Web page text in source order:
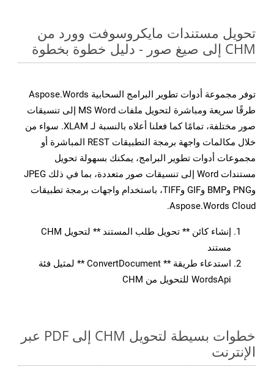
تحويل مستندات مايكروسوفت وورد من
CHM إلى صيغ صور - دليل خطوة بخطوة
توفر مجموعة أدوات تطوير البرامج السحابية Aspose.Words
طرقًا سريعة ومباشرة لتحويل ملفات MS Word إلى تنسيقات
صور مختلفة، تمامًا كما فعلنا أعلاه بالنسبة لـ XLAM. سواء من
خلال مكالمات واجهة برمجة التطبيقات REST المباشرة أو
مجموعات أدوات تطوير البرامج، يمكنك بسهولة تحويل
مستندات Word إلى تنسيقات صور متعددة، بما في ذلك JPEG
وPNG وBMP وGIF وTIFF، باستخدام واجهات برمجة تطبيقات
Aspose.Words Cloud.
إنشاء كائن ** تحويل طلب المستند ** لتحويل CHM
مستند
استدعاء طريقة ** ConvertDocument ** لمثيل فئة
WordsApi للتحويل من CHM
خطوات بسيطة لتحويل CHM إلى PDF عبر
الإنترنت